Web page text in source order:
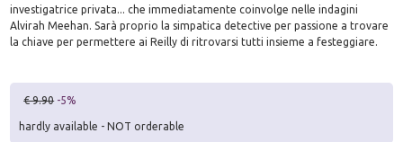
investigatrice privata... che immediatamente coinvolge nelle indagini
Alvirah Meehan. Sarà proprio la simpatica detective per passione a trovare
la chiave per permettere ai Reilly di ritrovarsi tutti insieme a festeggiare.
€ 9.90 -5%
hardly available - NOT orderable